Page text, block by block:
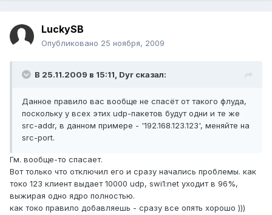
LuckySB
Опубликовано 25 ноября, 2009
В 25.11.2009 в 15:11, Dyr сказал:
Данное правило вас вообще не спасёт от такого флуда,
поскольку у всех этих udp-пакетов будут одни и те же
src-addr, в данном примере - '192.168.123.123', меняйте на
src-port.
Гм. вообще-то спасает.
Вот только что отключил его и сразу начались проблемы. как
токо 123 клиент выдает 10000 udp, swi1:net уходит в 96%,
выжирая одно ядро полностью.
как токо правило добавляешь - сразу все опять хорошо )))